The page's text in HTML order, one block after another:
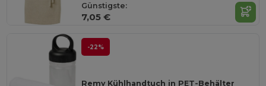
Günstigste:
7,05 €
-22%
Remy Kühlhandtuch in PET-Behälter